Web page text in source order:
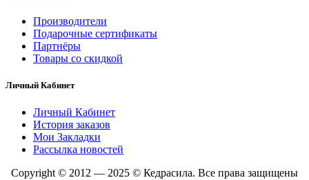
Производители
Подарочные сертификаты
Партнёры
Товары со скидкой
Личный Кабинет
Личный Кабинет
История заказов
Мои Закладки
Рассылка новостей
Copyright © 2012 — 2025 © Кедрасила. Все права защищены